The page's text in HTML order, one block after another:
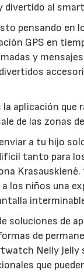
divertido al
pensando en
GPS en
y
aplicación
de las zonas
a tu hijo
tanto para
los niños una
soluciones de
de
Nelly
que